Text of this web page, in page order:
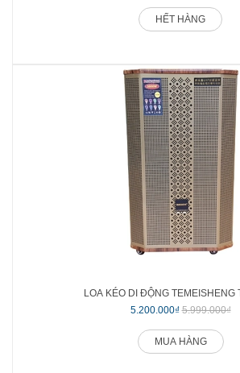
HẾT HÀNG
LOA KÉO DI ĐỘNG TEMEISHENG
5.200.000₫ 5.999.000₫
MUA HÀNG